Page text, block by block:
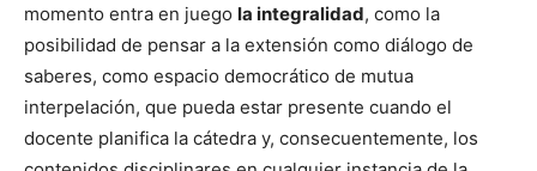
momento entra en juego la integralidad, como la
posibilidad de pensar a la extensión como diálogo de
saberes, como espacio democrático de mutua
interpelación, que pueda estar presente cuando el
docente planifica la cátedra y, consecuentemente, los